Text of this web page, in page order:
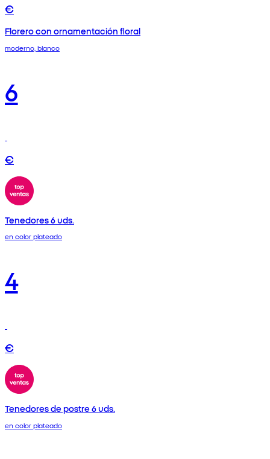
€
Florero con ornamentación floral
moderno, blanco
6
€
Tenedores 6 uds.
en color plateado
4
€
Tenedores de postre 6 uds.
en color plateado